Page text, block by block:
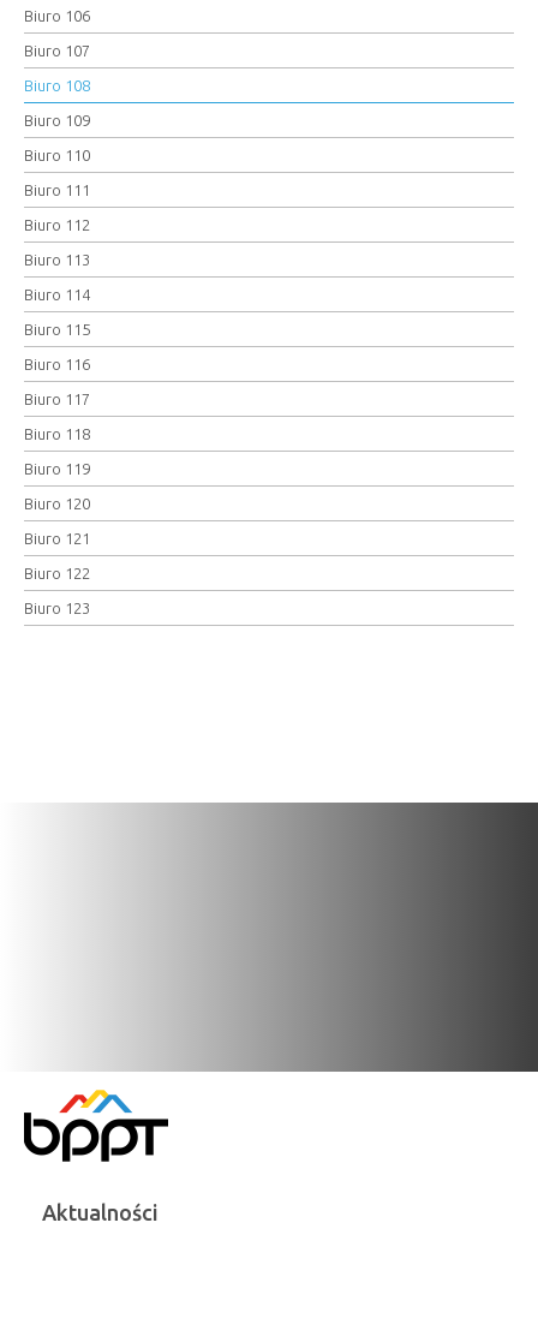
Biuro 106
Biuro 107
Biuro 108
Biuro 109
Biuro 110
Biuro 111
Biuro 112
Biuro 113
Biuro 114
Biuro 115
Biuro 116
Biuro 117
Biuro 118
Biuro 119
Biuro 120
Biuro 121
Biuro 122
Biuro 123
Aktualności